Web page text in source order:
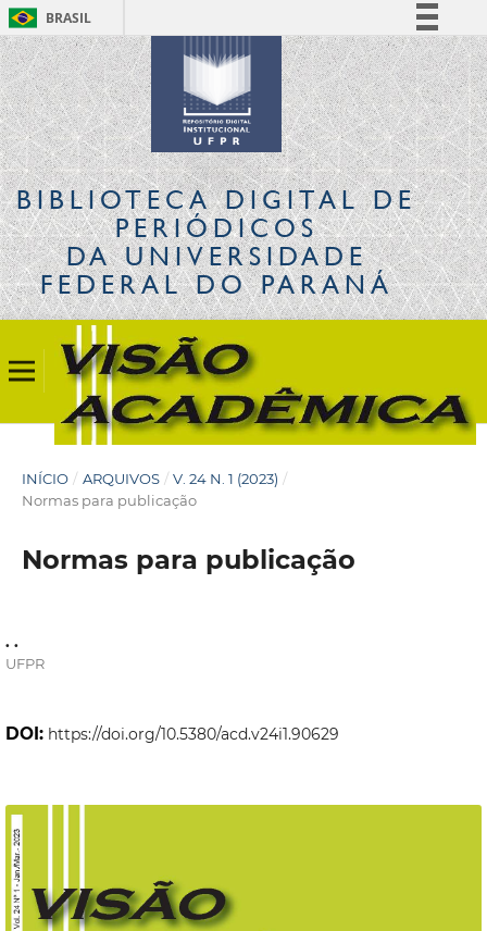
BRASIL
Simplifique!
Comunica BR
Participe
Acesso à informação
Legislação
Canais
BIBLIOTECA DIGITALDE
PERIÓDICOS
DA UNIVERSIDADE
FEDERAL DO PARANÁ
INÍCIO / ARQUIVOS / V. 24 N. 1 (2023) /
Normas para publicação
Normas para publicação
. .
UFPR
DOI: https://doi.org/10.5380/acd.v24i1.90629